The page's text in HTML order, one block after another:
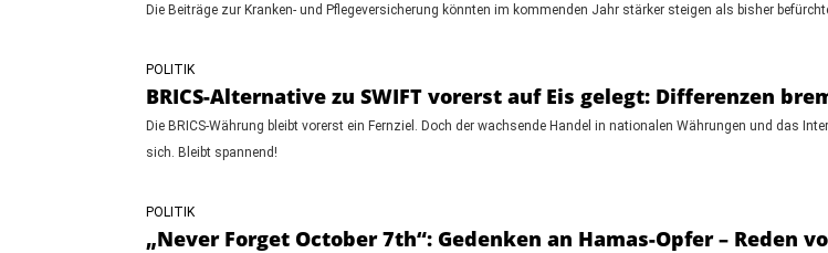
Die Beiträge zur Kranken- und Pflegeversicherung könnten im kommenden Jahr stärker steigen als bisher
POLITIK
BRICS-Alternative zu SWIFT vorerst auf Eis gelegt: Differenzen
Die BRICS-Währung bleibt vorerst ein Fernziel. Doch der wachsende Handel in nationalen Währungen und das
sich. Bleibt spannend!
POLITIK
„Never Forget October 7th“: Gedenken an Hamas-Opfer – Reden